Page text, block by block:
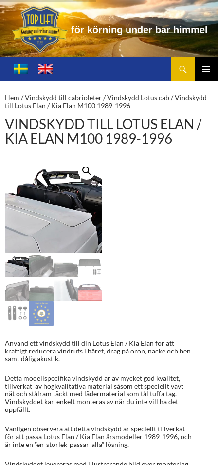
körning under bar himme
Toplift.se – för körning under bar himmel
HOPPA
TILL
Hem /Vindskydd till cabrioleter/Vindskydd Lotus cab/ Vindskydd
till Lotus Elan / Kia Elan M100 1989-1996
VINDSKYDD TILL LOTUS ELAN /
KIA ELAN M100 1989-1996
Använd ett vindskydd till din Lotus Elan / Kia Elan för att
kraftigt reducera vindrufs i håret, drag på öron, nacke och ben
samt dålig akustik.
Detta modellspecifika vindskydd är av mycket god kvalitet,
tillverkat av högkvalitativa material såsom ett speciellt vävt
nät och stålram täckt med lädermaterial som tål tuffa tag.
Vindskyddet kan enkelt monteras av när du inte vill ha det
uppfällt.
Vänligen observera att detta vindskydd är speciellt tillverkat
för att passa Lotus Elan / Kia Elan årsmodeller 1989-1996, och
är inte en ”en-storlek-passar-alla” lösning.